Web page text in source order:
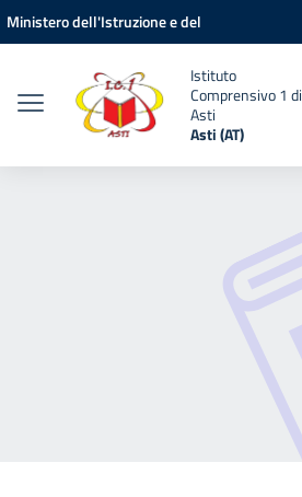
Vai ai contenuti
Vai al menu di navigazione
Vai al footer
Ministero dell'Istruzione e del
Istituto
Comprensivo 1 di
Asti
Asti (AT)